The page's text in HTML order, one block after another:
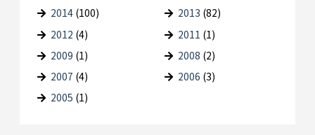
2014 (100) 2013 (82)
2012 (4) 2011 (1)
2009 (1) 2008 (2)
2007 (4) 2006 (3)
2005 (1)